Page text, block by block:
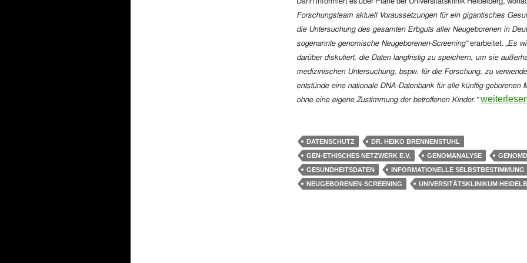
Forschungsteam aktuell Voraussetzungen für ein gigantisches
die Untersuchung des gesamten Erbguts aller Neugeborenen in
sogenannte genomische Neugeborenen-Screening“ erarbeitet. „Es
darüber diskutiert, die Daten langfristig zu speichern, um sie
medizinischen Untersuchung, bspw. für die Forschung, zu
entstünde eine nationale DNA-Datenbank für alle künftig geborenen
ohne eine eigene Zustimmung der betroffenen Kinder.“ Sensible
DATENSCHUTZ
DR. HEIKO BRENNENSTUHL
GEN-ETHISCHES NETZWERK E.V.
GENOMANALYSE
GESUNDHEITSDATEN
INFORMATIONELLE SELBSTBESTIMMUNG
NEUGEBORENEN-SCREENING
UNIVERSITÄTSKLINIKUM